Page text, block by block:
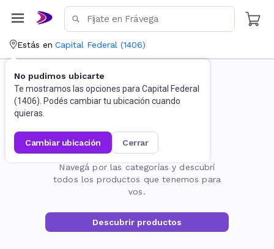
Estás en Capital Federal (1406)
No pudimos ubicarte
Te mostramos las opciones para Capital Federal
(1406). Podés cambiar tu ubicación cuando
quieras.
cambiar ubicación cerrar
La página no existe
Navegá por las categorías y descubrí
todos los productos que tenemos para
vos.
Descubrir productos